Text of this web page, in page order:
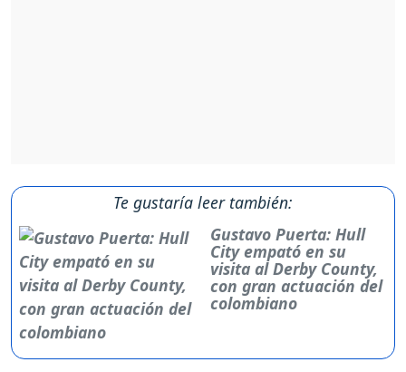
Te gustaría leer también:
Gustavo Puerta: Hull
City empató en su
visita al Derby County,
con gran actuación del
colombiano